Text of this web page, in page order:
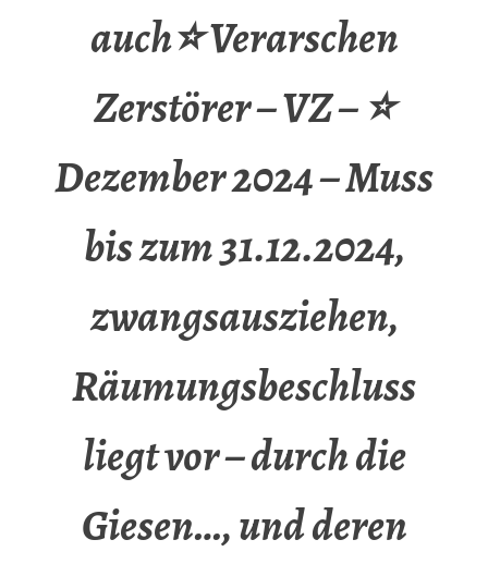
auch⭐ Verarschen
Zerstörer – VZ – ⭐
Dezember 2024 – Muss
bis zum 31.12.2024,
zwangsausziehen,
Räumungsbeschluss
liegt vor – durch die
Giesen…, und deren